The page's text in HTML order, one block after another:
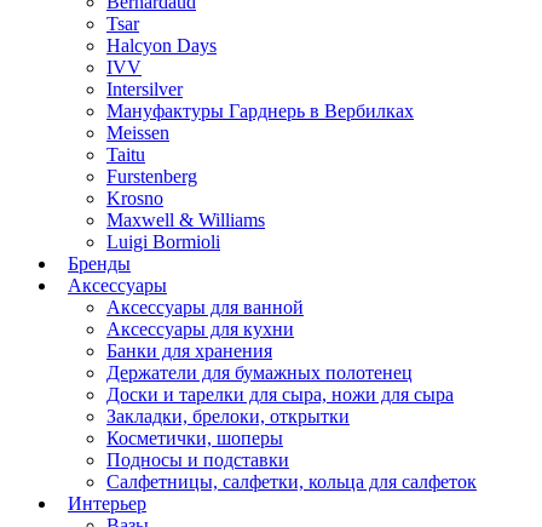
Tsar
Halcyon Days
IVV
Intersilver
Мануфактуры Гарднерь в Вербилках
Meissen
Taitu
Furstenberg
Krosno
Maxwell & Williams
Luigi Bormioli
Бренды
Аксессуары
Аксессуары для ванной
Аксессуары для кухни
Банки для хранения
Держатели для бумажных полотенец
Доски и тарелки для сыра, ножи для сыра
Закладки, брелоки, открытки
Косметички, шоперы
Подносы и подставки
Салфетницы, салфетки, кольца для салфеток
Интерьер